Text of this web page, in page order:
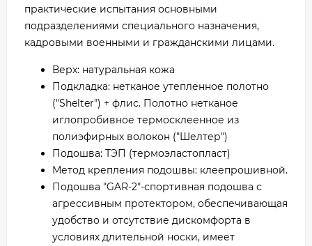
практические испытания основными
подразделениями специального назначения,
кадровыми военными и гражданскими лицами.
Верх: натуральная кожа
Подкладка: нетканое утепленное полотно
("Shelter") + флис. Полотно нетканое
иглопробивное термосклеенное из
полиэфирных волокон ("Шелтер")
Подошва: ТЭП (термоэластопласт)
Метод крепления подошвы: клеепрошивной.
Подошва "GAR-2"-спортивная подошва с
агрессивным протектором, обеспечивающая
удобство и отсутствие дискомфорта в
условиях длительной носки, имеет